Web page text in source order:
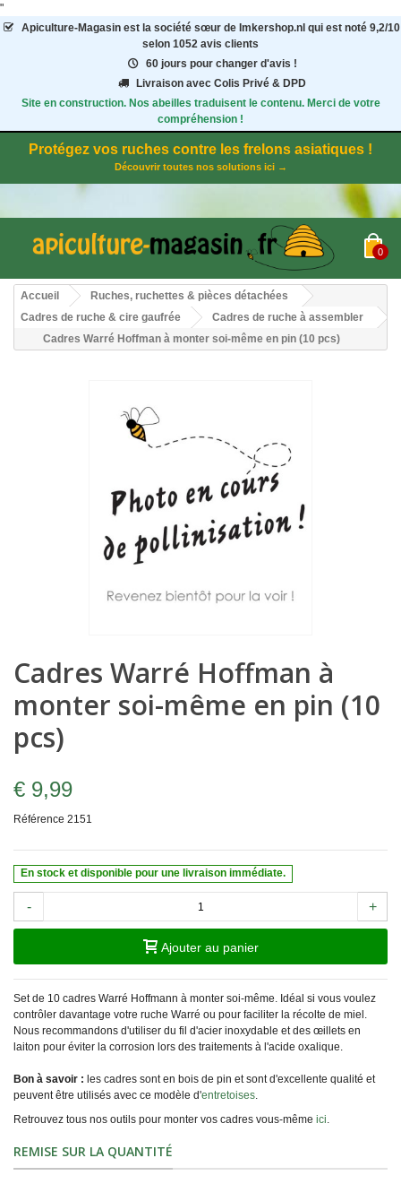
"
Apiculture-Magasinest la société sœur de Imkershop.nl qui est noté 9,2/10
selon 1052 avis clients
60 jours pour changer d'avis !
Livraison avec Colis Privé & DPD
Site en construction. Nos abeilles traduisent le contenu. Merci de votre
compréhension !
Protégez vos ruches contre les frelons asiatiques !
Découvrir toutes nos solutions ici →
0
Accueil
Ruches, ruchettes & pièces détachées
Cadres de ruche & cire gaufrée
Cadres de ruche à assembler
Cadres Warré Hoffman à monter soi-même en pin (10 pcs)
Cadres Warré Hoffman à
monter soi-même en pin (10
pcs)
€ 9,99
Référence 2151
En stock et disponible pour une livraison immédiate.
- +
Ajouter au panier
Set de 10 cadres Warré Hoffmann à monter soi-même. Idéal si vous voulez
contrôler davantage votre ruche Warré ou pour faciliter la récolte de miel.
Nous recommandons d'utiliser du fil d'acier inoxydable et des œillets en
laiton pour éviter la corrosion lors des traitements à l'acide oxalique.
Bon à savoir : les cadres sont en bois de pin et sont d'excellente qualité et
peuvent être utilisés avec ce modèle d'entretoises.
Retrouvez tous nos outils pour monter vos cadres vous-même ici.
REMISE SUR LA QUANTITÉ